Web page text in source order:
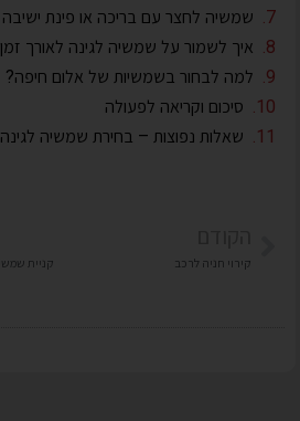
שמשיה לחצר עם בריכה או פינת ישיבה
איך לשמור על שמשיה לגינה לאורך זמן
למה לבחור בשמשיות של אלום חיפה?
סיכום וקריאה לפעולה
שאלות נפוצות – בחירת שמשיה לגינה
קירוי חניה לרכב